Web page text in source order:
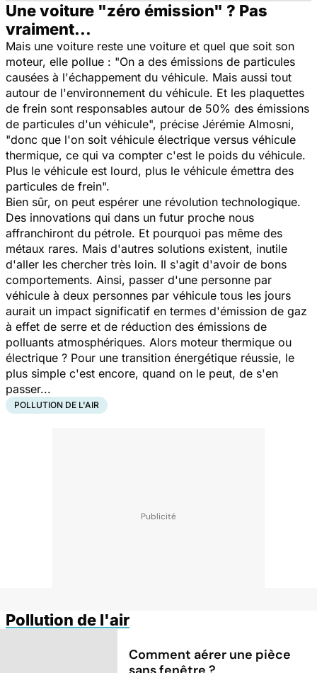
Une voiture "zéro émission" ? Pas
vraiment...
Mais une voiture reste une voiture et quel que soit son
moteur, elle pollue : "On a des émissions de particules
causées à l'échappement du véhicule. Mais aussi tout
autour de l'environnement du véhicule. Et les plaquettes
de frein sont responsables autour de 50% des émissions
de particules d'un véhicule", précise Jérémie Almosni,
"donc que l'on soit véhicule électrique versus véhicule
thermique, ce qui va compter c'est le poids du véhicule.
Plus le véhicule est lourd, plus le véhicule émettra des
particules de frein".
Bien sûr, on peut espérer une révolution technologique.
Des innovations qui dans un futur proche nous
affranchiront du pétrole. Et pourquoi pas même des
métaux rares. Mais d'autres solutions existent, inutile
d'aller les chercher très loin. Il s'agit d'avoir de bons
comportements. Ainsi, passer d'une personne par
véhicule à deux personnes par véhicule tous les jours
aurait un impact significatif en termes d'émission de gaz
à effet de serre et de réduction des émissions de
polluants atmosphériques. Alors moteur thermique ou
électrique ? Pour une transition énergétique réussie, le
plus simple c'est encore, quand on le peut, de s'en
passer...
POLLUTION DE L'AIR
Pollution de l'air
Comment aérer une pièce